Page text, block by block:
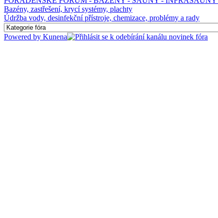
Bazény, zastřešení, krycí systémy, plachty
Údržba vody, desinfekční přístroje, chemizace, problémy a rady
Powered by Kunena